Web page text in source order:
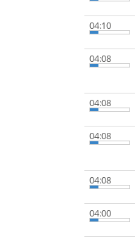
04:10
04:08
04:08
04:08
04:08
04:00